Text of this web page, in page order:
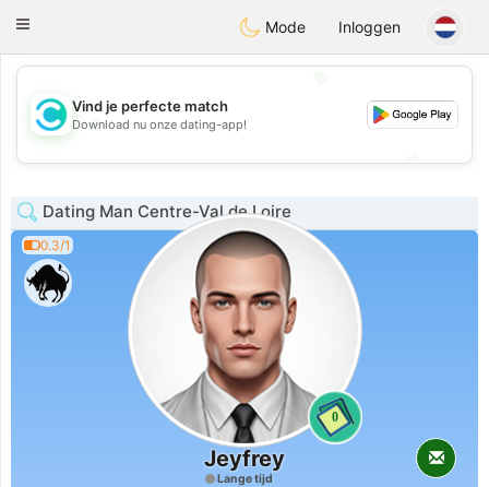
olombiaCitas
Toggle
Mode Inloggen
💖
💕
Vind je perfecte match
Download nu onze dating-app!
Dating Man Centre-Val de Loire
0.3/1
0
Jeyfrey
Lange tijd